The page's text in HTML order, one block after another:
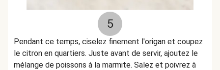
5
Pendant ce temps, ciselez finement l'origan et coupez
le citron en quartiers. Juste avant de servir, ajoutez le
mélange de poissons à la marmite. Salez et poivrez à